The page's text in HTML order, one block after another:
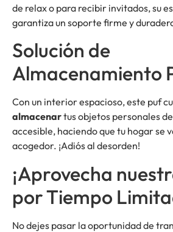
de relax o para recibir invitados, su
garantiza un soporte firme y
Solución de
Almacenamiento
Con un interior espacioso, este puf
almacenartus objetos personales
accesible, haciendo que tu hogar se
acogedor. ¡Adiós al desorden!
¡Aprovecha
por Tiempo
No dejes pasar la oportunidad de